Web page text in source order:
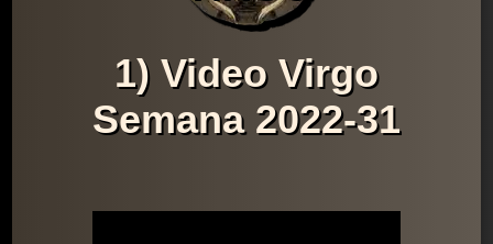
1) Video Virgo
Semana 2022-31